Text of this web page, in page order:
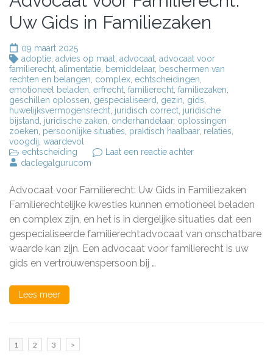
Uw Gids in Familiezaken
09 maart 2025
adoptie advies op maat advocaat advocaat voor
familierecht alimentatie bemiddelaar, beschermen van
rechten en belangen complex echtscheidingen
emotioneel beladen erfrecht familierecht familiezaken
geschillen oplossen gespecialiseerd gezin gids
huwelijksvermogensrecht juridisch correct juridische
bijstand
juridische zaken onderhandelaar, oplossingen
zoeken persoonlijke situaties praktisch haalbaar, relaties
voogdij waardevol
echtscheiding
Laat een reactie achterop
Uw
Gids
Familiezaken
daclegalgurucom
Advocaat voor Familierecht: Uw Gids in Familiezaken
Familierechtelijke kwesties kunnen emotioneel beladen
en complex zijn, en het is in dergelijke situaties dat een
gespecialiseerde familierechtadvocaat van onschatbare
waarde kan zijn. Een advocaat voor familierecht is uw
gids en vertrouwenspersoon bij …
Lees meer
Berichten
Pagina
1 Pagina
2 Pagina
3 >